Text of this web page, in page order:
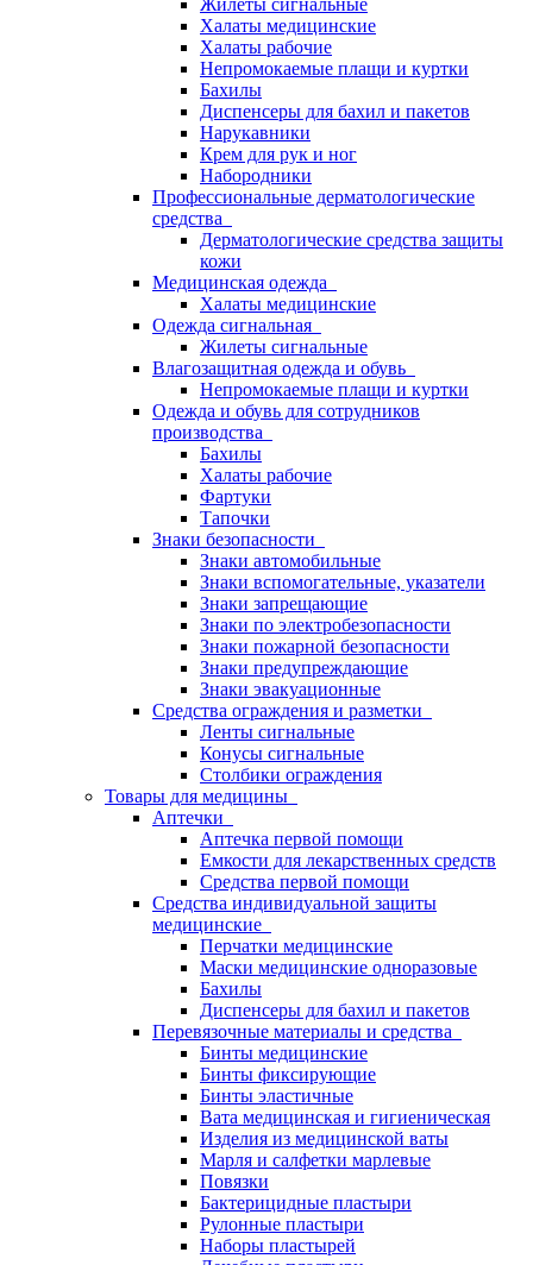
Жилеты сигнальные
Халаты медицинские
Халаты рабочие
Непромокаемые плащи и куртки
Бахилы
Диспенсеры для бахил и пакетов
Нарукавники
Крем для рук и ног
Набородники
Профессиональные дерматологические
средства
Дерматологические средства защиты
кожи
Медицинская одежда
Халаты медицинские
Одежда сигнальная
Жилеты сигнальные
Влагозащитная одежда и обувь
Непромокаемые плащи и куртки
Одежда и обувь для сотрудников
производства
Бахилы
Халаты рабочие
Фартуки
Тапочки
Знаки безопасности
Знаки автомобильные
Знаки вспомогательные, указатели
Знаки запрещающие
Знаки по электробезопасности
Знаки пожарной безопасности
Знаки предупреждающие
Знаки эвакуационные
Средства ограждения и разметки
Ленты сигнальные
Конусы сигнальные
Столбики ограждения
Товары для медицины
Аптечки
Аптечка первой помощи
Емкости для лекарственных средств
Средства первой помощи
Средства индивидуальной защиты
медицинские
Перчатки медицинские
Маски медицинские одноразовые
Бахилы
Диспенсеры для бахил и пакетов
Перевязочные материалы и средства
Бинты медицинские
Бинты фиксирующие
Бинты эластичные
Вата медицинская и гигиеническая
Изделия из медицинской ваты
Марля и салфетки марлевые
Повязки
Бактерицидные пластыри
Рулонные пластыри
Наборы пластырей